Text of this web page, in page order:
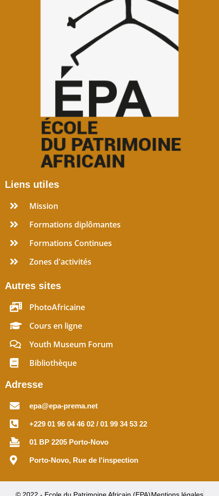
Liens utiles
Mission
Formations diplômantes
Formations Continues
Zones d'activités
Autres sites
PhotoAfricaine
Cours en ligne
Youth Museum Forum
Bibliothèque
Adresse
epa@epa-prema.net
+229 01 96 04 46 02 / 01 99 34 53 22
01 BP 2205 Porto-Novo
Porto-Novo, Rue de l'inspection